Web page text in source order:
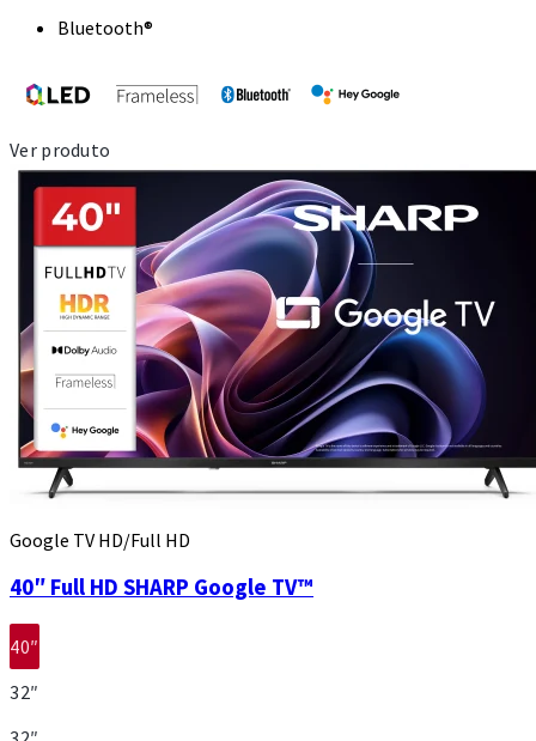
Bluetooth®
Ver produto
Google TV HD/Full HD
40″ Full HD SHARP Google TV™
40″
32″